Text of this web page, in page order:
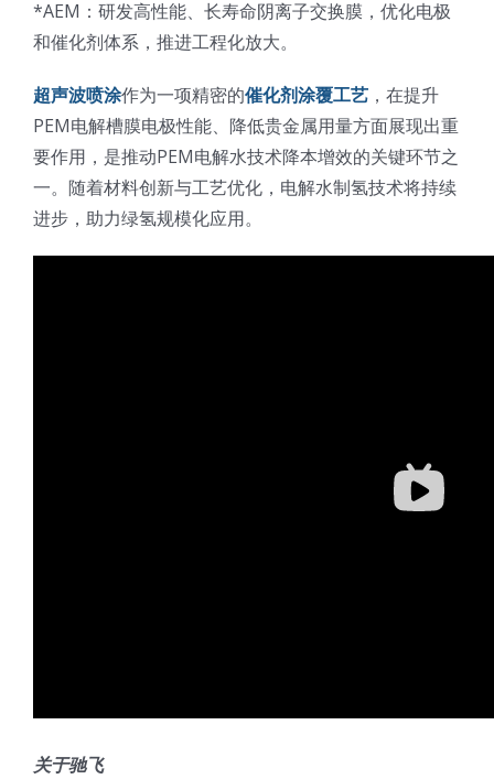
*AEM：研发高性能、长寿命阴离子交换膜，优化电极
和催化剂体系，推进工程化放大。
超声波喷涂作为一项精密的催化剂涂覆工艺 ，在提升
PEM电解槽膜电极性能、降低贵金属用量方面展现出重
要作用，是推动PEM电解水技术降本增效的关键环节之
一。随着材料创新与工艺优化，电解水制氢技术将持续
进步，助力绿氢规模化应用。
关于驰飞